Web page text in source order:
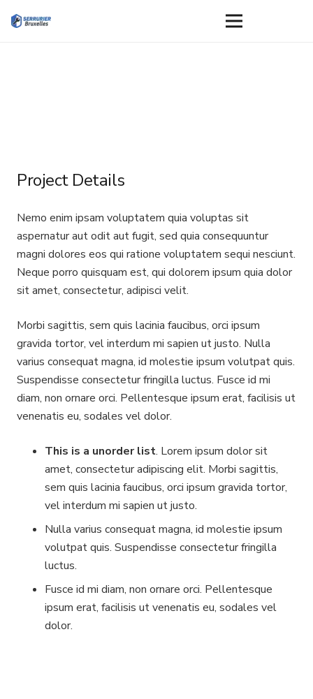
Project Details
Nemo enim ipsam voluptatem quia voluptas sit
aspernatur aut odit aut fugit, sed quia consequuntur
magni dolores eos qui ratione voluptatem sequi nesciunt.
Neque porro quisquam est, qui dolorem ipsum quia dolor
sit amet, consectetur, adipisci velit.
Morbi sagittis, sem quis lacinia faucibus, orci ipsum
gravida tortor, vel interdum mi sapien ut justo. Nulla
varius consequat magna, id molestie ipsum volutpat quis.
Suspendisse consectetur fringilla luctus. Fusce id mi
diam, non ornare orci. Pellentesque ipsum erat, facilisis ut
venenatis eu, sodales vel dolor.
This is a unorder list. Lorem ipsum dolor sit
amet, consectetur adipiscing elit. Morbi sagittis,
sem quis lacinia faucibus, orci ipsum gravida tortor,
vel interdum mi sapien ut justo.
Nulla varius consequat magna, id molestie ipsum
volutpat quis. Suspendisse consectetur fringilla
luctus.
Fusce id mi diam, non ornare orci. Pellentesque
ipsum erat, facilisis ut venenatis eu, sodales vel
dolor.